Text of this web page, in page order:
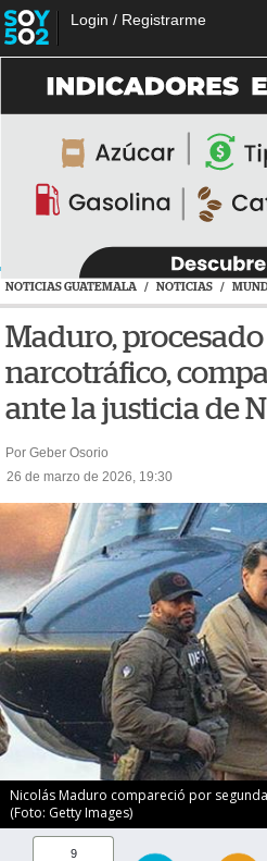
Login / Registrarme
NOTICIAS GUATEMALA / NOTICIAS /
Maduro,
narcotráfico,
ante la justicia de
Por Geber Osorio
26 de marzo de 2026, 19:30
Nicolás Maduro compareció por
(Foto: Getty Images)
9